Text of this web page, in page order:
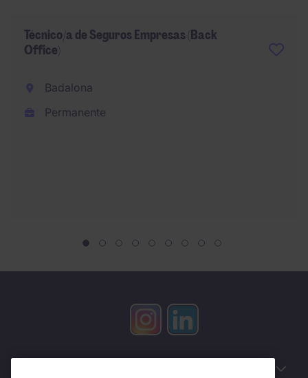
Técnico/a de Seguros Empresas (Back
Office)
Badalona
Permanente